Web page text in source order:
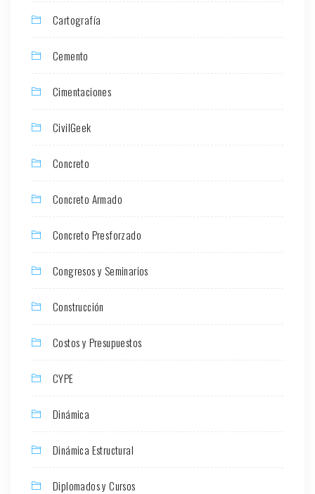
Cartografía
Cemento
Cimentaciones
CivilGeek
Concreto
Concreto Armado
Concreto Presforzado
Congresos y Seminarios
Construcción
Costos y Presupuestos
CYPE
Dinámica
Dinámica Estructural
Diplomados y Cursos